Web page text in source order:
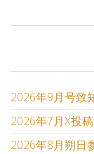
2026年9月号致
2026年7月X投
2026年8月朔日